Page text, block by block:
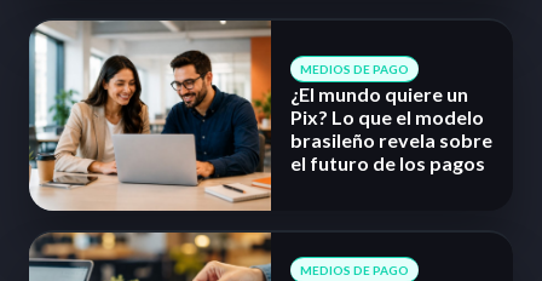
MEDIOS DE PAGO
¿El mundo quiere un
Pix? Lo que el modelo
brasileño revela sobre
el futuro de los pagos
MEDIOS DE PAGO